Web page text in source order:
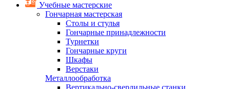
Учебные мастерские
Гончарная мастерская
Столы и стулья
Гончарные принадлежности
Турнетки
Гончарные круги
Шкафы
Верстаки
Металлообработка
Вертикально-сверлильные станки